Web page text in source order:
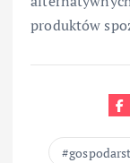
produktów